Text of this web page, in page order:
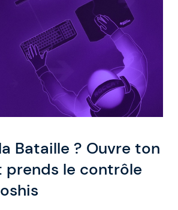
Bataille ? Ouvre ton
le contrôle